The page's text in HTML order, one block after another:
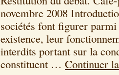
novembre 2008
sociétés font figurer
existence, leur
interdits portant sur la
constituent … Continuer